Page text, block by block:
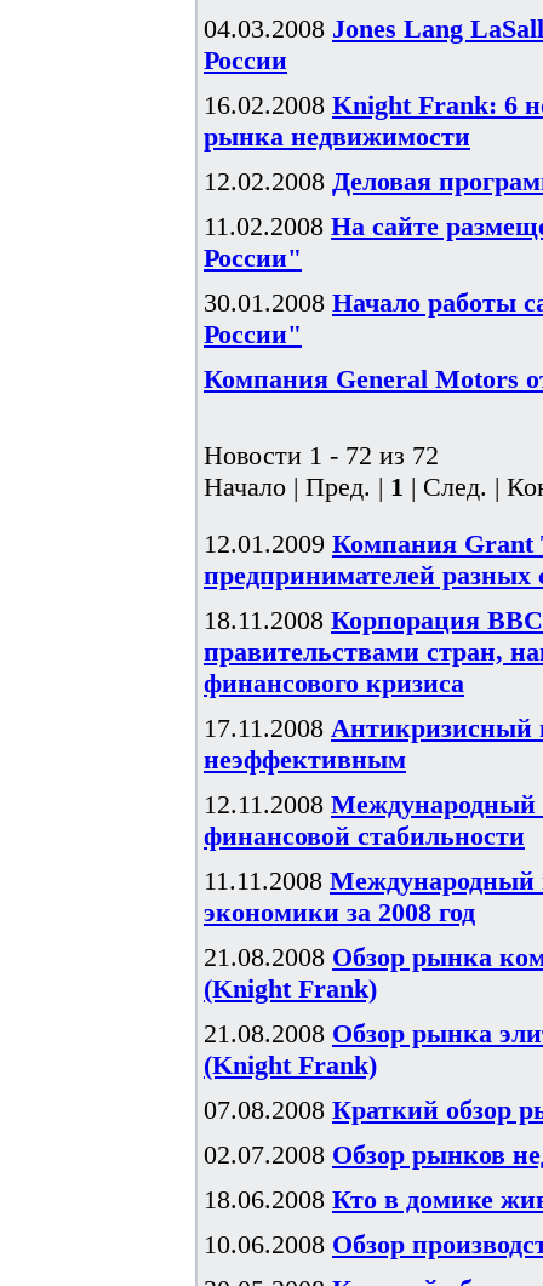
04.03.2008 Jones Lang
России
16.02.2008 Knight Frank: 6
рынка недвижимости
12.02.2008 Деловая
11.02.2008 На сайте
России"
30.01.2008 Начало работы
России"
Компания General Motors
Новости 1 - 72 из 72
Начало | Пред. | 1 | След. |
12.01.2009 Компания Grant
предпринимателей разных
18.11.2008 Корпорация
правительствами стран,
финансового кризиса
17.11.2008 Антикризисный
неэффективным
12.11.2008 Международный
финансовой стабильности
11.11.2008 Международный
экономики за 2008 год
21.08.2008 Обзор рынка
(Knight Frank)
21.08.2008 Обзор рынка
(Knight Frank)
07.08.2008 Краткий обзор
02.07.2008 Обзор рынков
18.06.2008 Кто в домике
10.06.2008 Обзор